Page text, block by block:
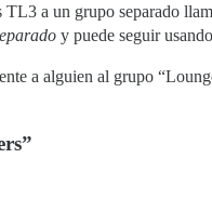
TL3 a un grupo separado
y puede seguir
a alguien al grupo